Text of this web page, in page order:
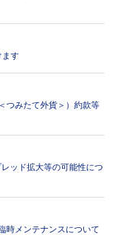
ます
つみたて外貨＞）約款等
ッド拡大等の可能性につ
時メンテナンスについて